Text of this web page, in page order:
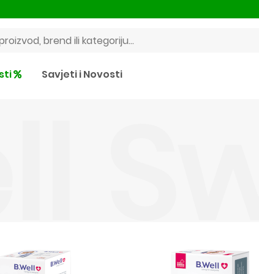
Savjeti i Novosti